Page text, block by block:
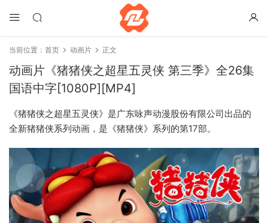
当前位置： 首页 动画片 正文
动画片《猪猪侠之超星五灵侠 第三季》全26集
国语中字[1080P][MP4]
《猪猪侠之超星五灵侠》是广东咏声动漫股份有限公司出品的
全新猪猪侠系列动画，是《猪猪侠》系列的第17部。